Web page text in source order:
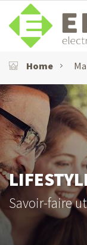
Home
Savoir-faire